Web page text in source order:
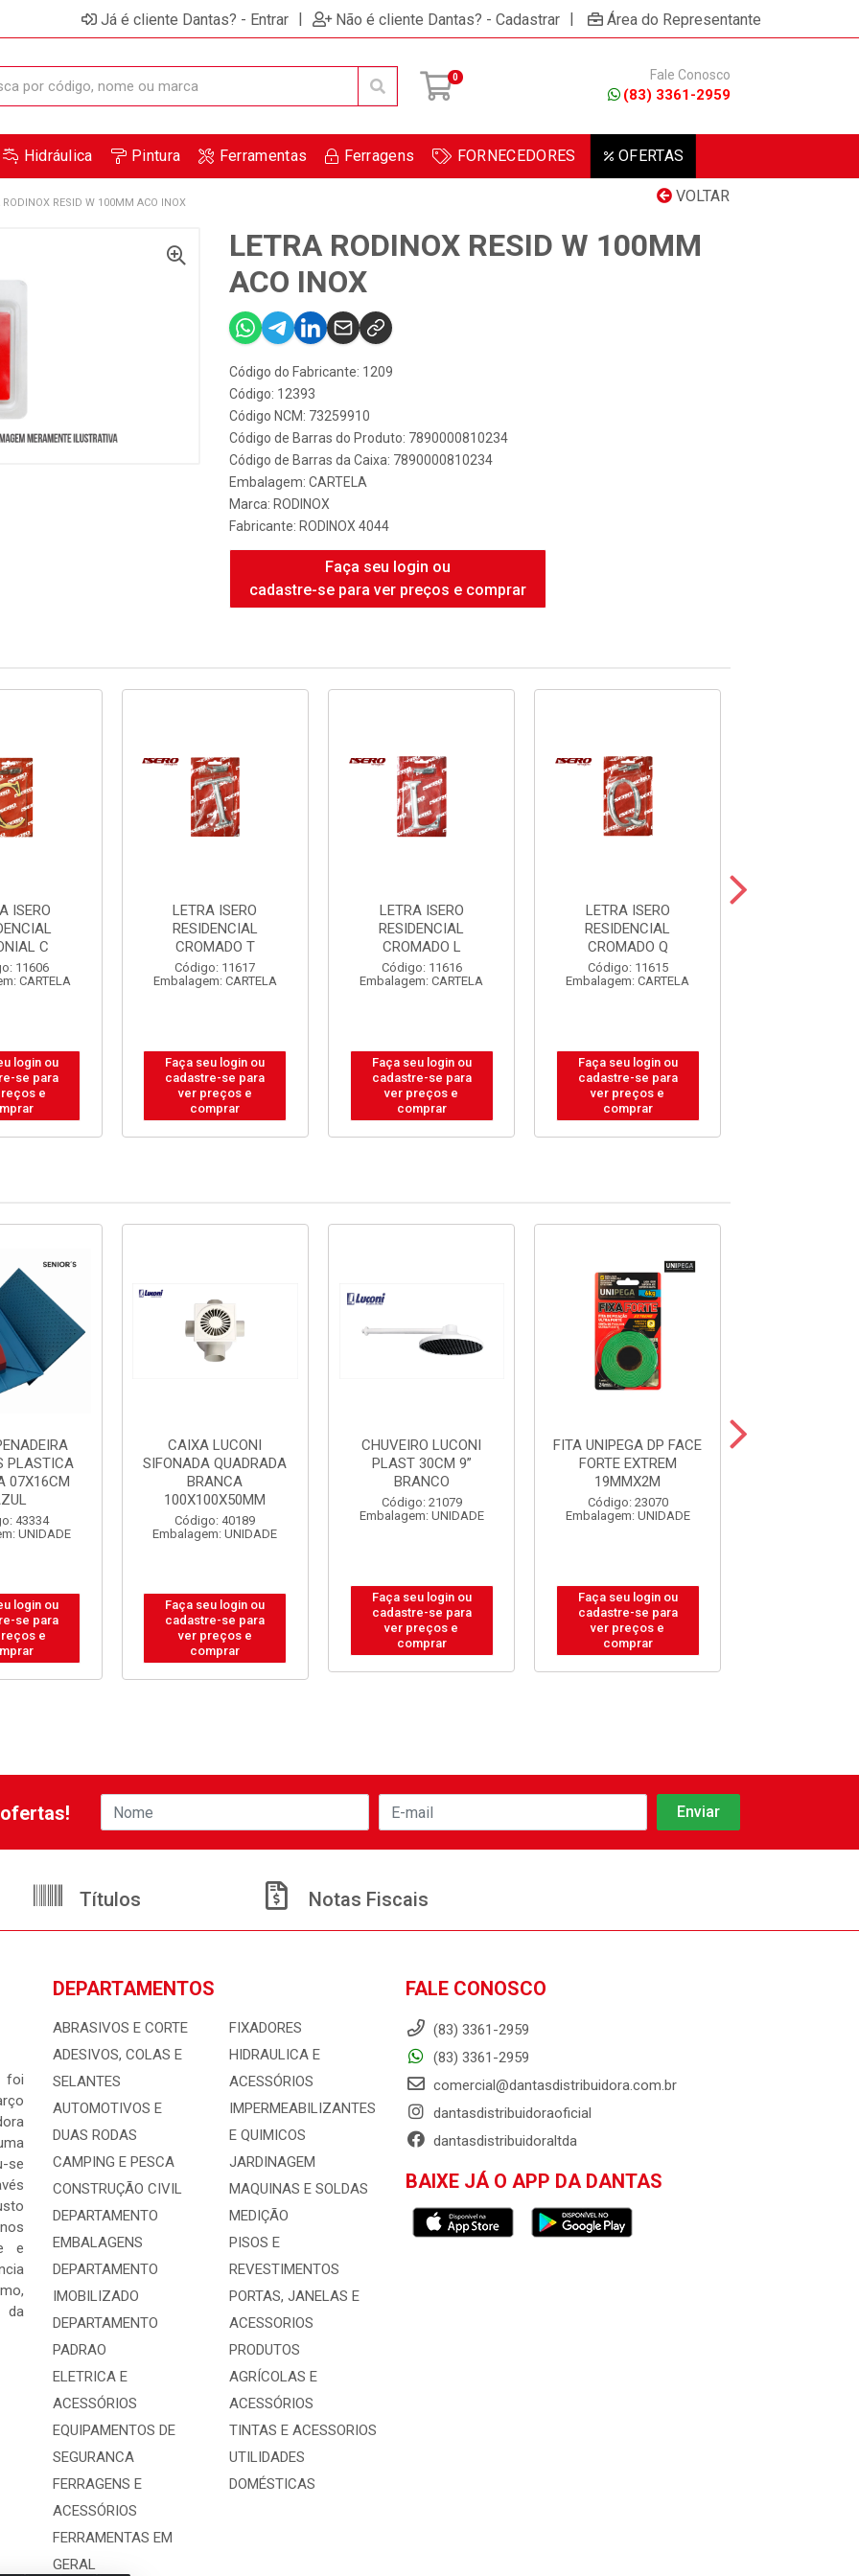
Já é cliente Dantas? - Entrar | Não é cliente Dantas? - Cadastrar | Área do Representante
0 Fale Conosco
(83) 3361-2959
Hidráulica Pintura Ferramentas Ferragens FORNECEDORES OFERTAS
VOLTAR
RODINOX RESID W 100MM ACO INOX
LETRA RODINOX RESID W 100MM
ACO INOX
Código do Fabricante: 1209
Código: 12393
Código NCM: 73259910
Código de Barras do Produto: 7890000810234
Código de Barras da Caixa: 7890000810234
Embalagem: CARTELA
Marca: RODINOX
Fabricante: RODINOX 4044
Faça seu login ou
cadastre-se para ver preços e comprar
ISERO
C
11606
CARTELA
login ou
se para
e
LETRA ISERO
RESIDENCIAL
CROMADO T
Código: 11617
Embalagem: CARTELA
Faça seu login ou
cadastre-se para
ver preços e
comprar
LETRA ISERO
RESIDENCIAL
CROMADO L
Código: 11616
Embalagem: CARTELA
Faça seu login ou
cadastre-se para
ver preços e
comprar
LETRA ISERO
RESIDENCIAL
CROMADO Q
Código: 11615
Embalagem: CARTELA
Faça seu login ou
cadastre-se para
ver preços e
comprar
PLASTICA
07X16CM
43334
UNIDADE
login ou
se para
e
CAIXA LUCONI
SIFONADA QUADRADA
BRANCA
100X100X50MM
Código: 40189
Embalagem: UNIDADE
Faça seu login ou
cadastre-se para
ver preços e
comprar
CHUVEIRO LUCONI
PLAST 30CM 9”
BRANCO
Código: 21079
Embalagem: UNIDADE
Faça seu login ou
cadastre-se para
ver preços e
comprar
FITA UNIPEGA DP FACE
FORTE EXTREM
19MMX2M
Código: 23070
Embalagem: UNIDADE
Faça seu login ou
cadastre-se para
ver preços e
comprar
Títulos Notas Fiscais
foi
se
e
da
DEPARTAMENTOS
ABRASIVOS E CORTE
ADESIVOS, COLAS E
SELANTES
AUTOMOTIVOS E
DUAS RODAS
CAMPING E PESCA
CONSTRUÇÃO CIVIL
DEPARTAMENTO
EMBALAGENS
DEPARTAMENTO
IMOBILIZADO
DEPARTAMENTO
PADRAO
ELETRICA E
ACESSÓRIOS
EQUIPAMENTOS DE
SEGURANCA
FERRAGENS E
ACESSÓRIOS
FERRAMENTAS EM
GERAL
FIXADORES
HIDRAULICA E
ACESSÓRIOS
IMPERMEABILIZANTES
E QUIMICOS
JARDINAGEM
MAQUINAS E SOLDAS
MEDIÇÃO
PISOS E
REVESTIMENTOS
PORTAS, JANELAS E
ACESSORIOS
PRODUTOS
AGRÍCOLAS E
ACESSÓRIOS
TINTAS E ACESSORIOS
UTILIDADES
DOMÉSTICAS
FALE CONOSCO
(83) 3361-2959
(83) 3361-2959
comercial@dantasdistribuidora.com.br
dantasdistribuidoraoficial
dantasdistribuidoraltda
BAIXE JÁ O APP DA DANTAS